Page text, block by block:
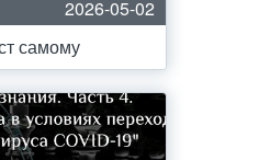
2026-05-02
самому